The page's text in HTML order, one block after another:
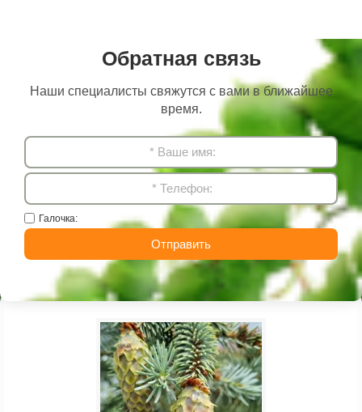
Обратная связь
Наши специалисты свяжутся с вами в ближайшее
время.
Галочка:
Отправить